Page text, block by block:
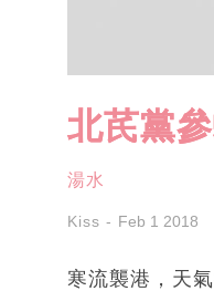
北芪黨
湯水
Kiss Feb 1 2018
寒流襲港，天